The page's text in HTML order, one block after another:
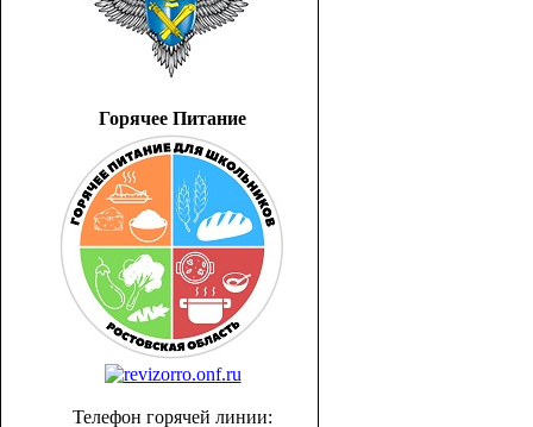
Горячее Питание
Телефон горячей линии: